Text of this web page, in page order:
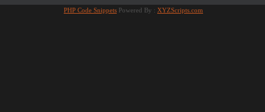
PHP Code Snippets Powered By : XYZScripts.com